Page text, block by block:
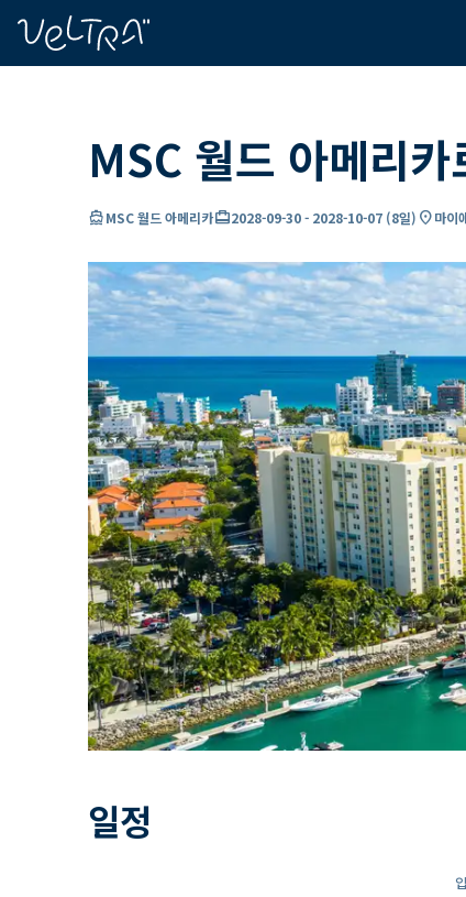
MSC 월드 아메리
directions_boatMSC 월드 아메리카card_travel2028-09-30- 2028-10-07 (8일) location_on마이
일정